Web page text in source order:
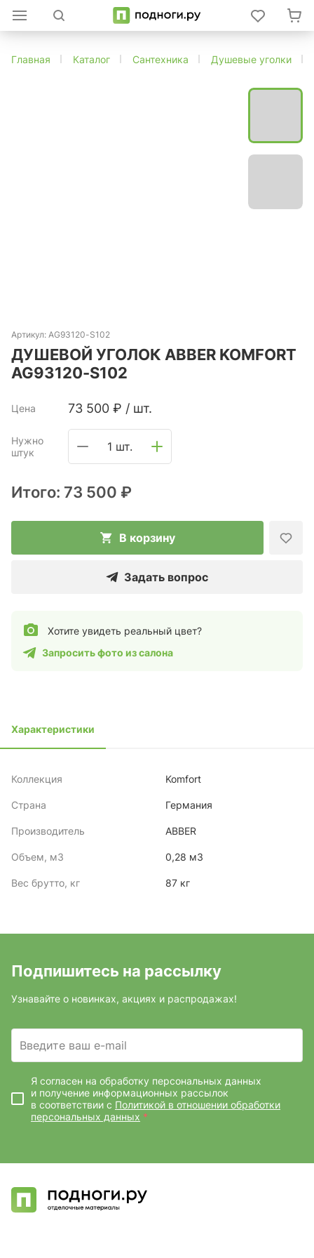
Главная Каталог Сантехника Душевые уголки
Артикул: AG93120-S102
ДУШЕВОЙ УГОЛОК ABBER KOMFORT
AG93120-S102
Цена 73 500 ₽ / шт.
Нужно
штук
1 шт.
Итого: 73 500 ₽
В корзину
Задать вопрос
Хотите увидеть реальный цвет?
Запросить фото из салона
Характеристики
Коллекция Komfort
Страна Германия
Производитель ABBER
Объем, м3 0,28 м3
Вес брутто, кг 87 кг
Подпишитесь на рассылку
Узнавайте о новинках, акциях и распродажах!
Введите ваш e-mail
Я согласен на обработку персональных данных
и получение информационных рассылок
в соответствии с Политикой в отношении обработки
персональных данных *